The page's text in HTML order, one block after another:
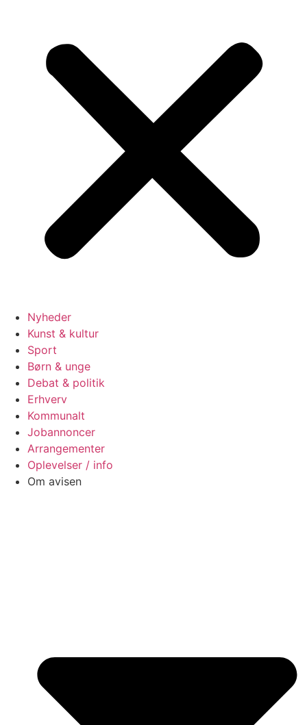
Nyheder
Kunst & kultur
Sport
Børn & unge
Debat & politik
Erhverv
Kommunalt
Jobannoncer
Arrangementer
Oplevelser / info
Om avisen